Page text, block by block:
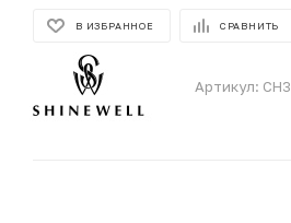
В ИЗБРАННОЕ СРАВНИТЬ
Артикул: CH3